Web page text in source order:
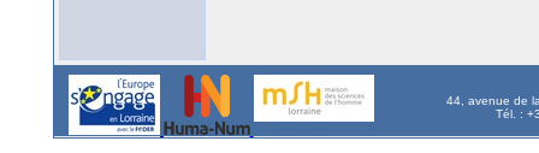
44, avenue de
Tél. :